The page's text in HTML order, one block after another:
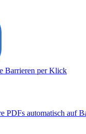
Barrieren per Klick
PDFs automatisch auf